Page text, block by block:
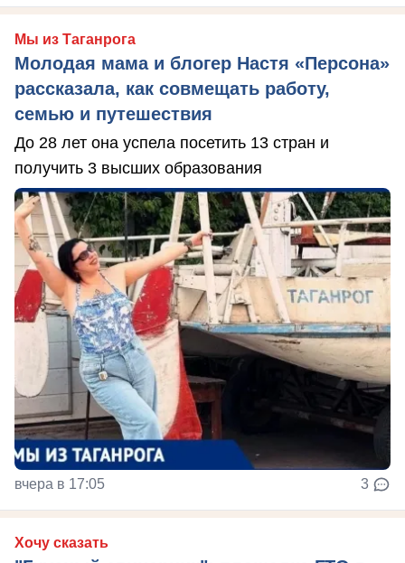
Мы из Таганрога
Молодая мама и блогер Настя «Персона»
рассказала, как совмещать работу,
семью и путешествия
До 28 лет она успела посетить 13 стран и
получить 3 высших образования
вчера в 17:05 3
Хочу сказать